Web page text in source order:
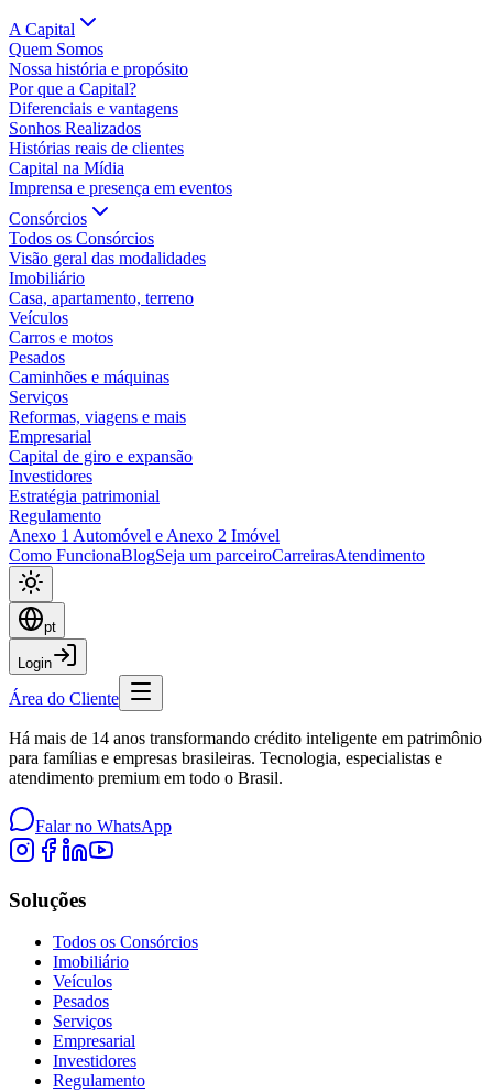
A Capital
Quem Somos
Nossa história e propósito
Por que a Capital?
Diferenciais e vantagens
Sonhos Realizados
Histórias reais de clientes
Capital na Mídia
Imprensa e presença em eventos
Consórcios
Todos os Consórcios
Visão geral das modalidades
Imobiliário
Casa, apartamento, terreno
Veículos
Carros e motos
Pesados
Caminhões e máquinas
Serviços
Reformas, viagens e mais
Empresarial
Capital de giro e expansão
Investidores
Estratégia patrimonial
Regulamento
Anexo 1 Automóvel e Anexo 2 Imóvel
Como FuncionaBlogSeja um parceiroCarreirasAtendimento
pt
Login
Área do Cliente
Há mais de 14 anos transformando crédito inteligente em patrimônio
para famílias e empresas brasileiras. Tecnologia, especialistas e
atendimento premium em todo o Brasil.
Falar no WhatsApp
Soluções
Todos os Consórcios
Imobiliário
Veículos
Pesados
Serviços
Empresarial
Investidores
Regulamento